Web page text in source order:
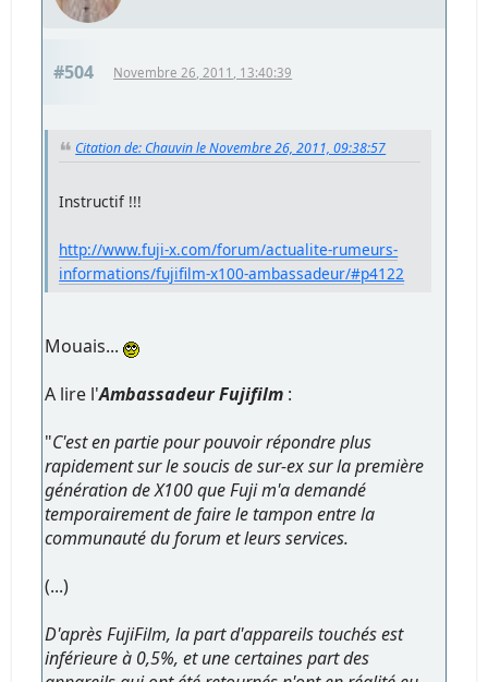
#504 Novembre 26, 2011, 13:40:39
Citation de: Chauvin le Novembre 26, 2011, 09:38:57
Instructif !!!
http://www.fuji-x.com/forum/actualite-rumeurs-
informations/fujifilm-x100-ambassadeur/#p4122
Mouais...
A lire l'Ambassadeur Fujifilm :
"C'est en partie pour pouvoir répondre plus
rapidement sur le soucis de sur-ex sur la première
génération de X100 que Fuji m'a demandé
temporairement de faire le tampon entre la
communauté du forum et leurs services.
(...)
D'après FujiFilm, la part d'appareils touchés est
inférieure à 0,5%, et une certaines part des